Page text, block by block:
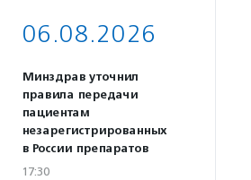
06.08.2026
Минздрав уточнил
правила передачи
пациентам
незарегистрированных
в России препаратов
17:30